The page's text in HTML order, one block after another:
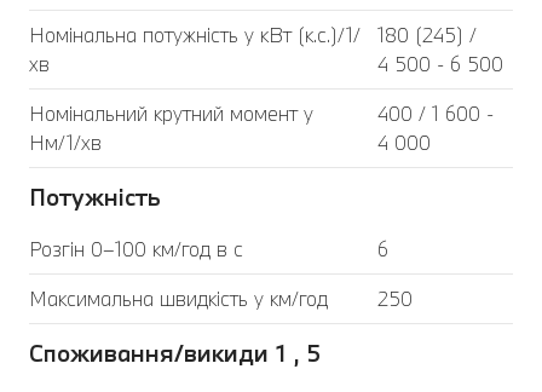
Номінальна потужність у кВт (к.с.)/1/
хв
180 (245) /
4 500 - 6 500
Номінальний крутний момент у
Нм/1/хв
400 / 1 600 -
4 000
Потужність
Розгін 0–100 км/год в с
6
Максимальна швидкість у км/год
250
Споживання/викиди 1 , 5